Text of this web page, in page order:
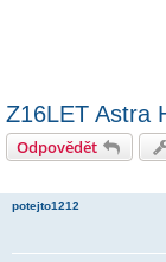
Z16LET Astra
Odpovědět
potejto1212